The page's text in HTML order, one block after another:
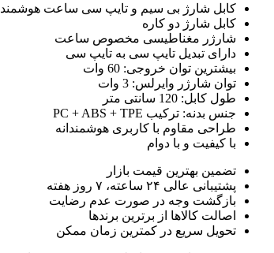
کابل شارژ بی سیم و تایپ سی ساعت هوشمند 60 وات پرووان مدل PWL830
کابل شارژ دو کاره
شارژر مغناطیسی مخصوص ساعت
دارای تبدیل تایپ سی به تایپ سی
بیشترین توان خروجی: 60 وات
توان شارژر وایرلس: 3 وات
طول کابل: 120 سانتی متر
جنس بدنه: ترکیب PC + ABS + TPE
طراحی مقاوم با کاربری هوشمندانه
با کیفیت و با دوام
تضمین بهترین قیمت بازار
پشتیبانی عالی ۲۴ ساعته، ۷ روز هفته
بازگشت وجه در صورت عدم رضایت
اصالت کالاها از برترین برندها
تحویل سریع در کمترین زمان ممکن